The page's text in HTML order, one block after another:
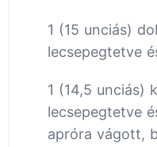
1 (15 unciás)
lecsepegtetve
1 (14,5 unciás)
lecsepegtetve
apróra vágott,